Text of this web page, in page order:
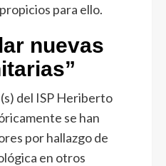
para ello.
nuevas
del ISP Heriberto
se han
por hallazgo de
en otros